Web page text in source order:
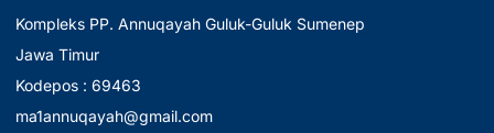
Kompleks PP. Annuqayah Guluk-Guluk Sumenep
Jawa Timur
Kodepos : 69463
ma1annuqayah@gmail.com